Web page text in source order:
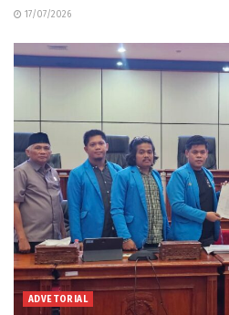
17/07/2026
ADVETORIAL